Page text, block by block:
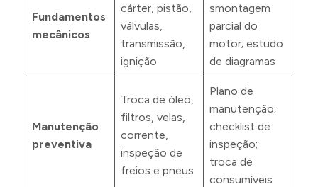
Fundamentos
mecânicos
cárter, pistão,
válvulas,
transmissão,
ignição
smontagem
parcial do
motor; estudo
de diagramas
Manutenção
preventiva
Troca de óleo,
filtros, velas,
corrente,
inspeção de
freios e pneus
Plano de
manutenção;
checklist de
inspeção;
troca de
consumíveis